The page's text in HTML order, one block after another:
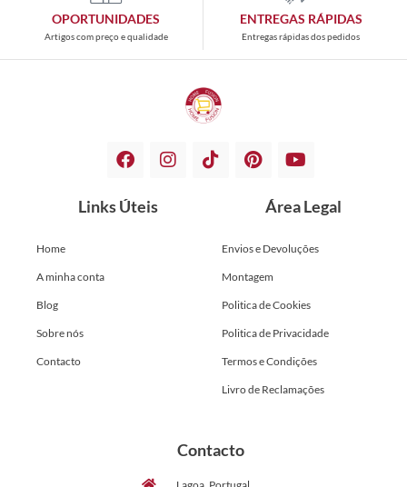
OPORTUNIDADES
Artigos com preço e qualidade
ENTREGAS RÁPIDAS
Entregas rápidas dos pedidos
Links Úteis
Home
A minha conta
Blog
Sobre nós
Contacto
Área Legal
Envios e Devoluções
Montagem
Politica de Cookies
Politica de Privacidade
Termos e Condições
Livro de Reclamações
Contacto